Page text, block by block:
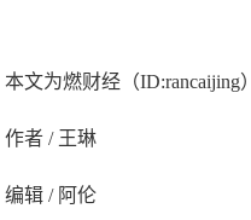
本文为燃财经（ID:rancaijing
作者 / 王琳
编辑 / 阿伦